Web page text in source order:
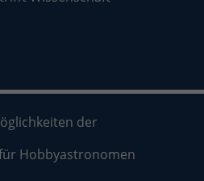
der
Hobbyastronomen